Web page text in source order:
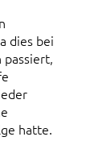
dies bei
hatte.